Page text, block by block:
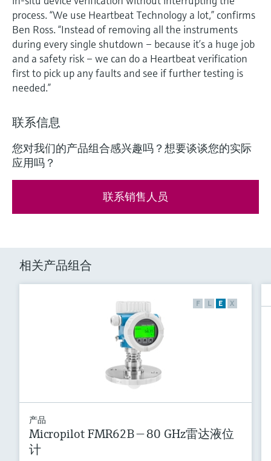
process. “We use Heartbeat Technology a lot,” confirms
Ben Ross. “Instead of removing all the instruments
during every single shutdown – because it’s a huge job
and a safety risk – we can do a Heartbeat verification
first to pick up any faults and see if further testing is
needed.”
联系信息
您对我们的产品组合感兴趣吗？想要谈谈您的实际
应用吗？
联系销售人员
相关产品组合
F L E X
产品
Micropilot FMR62B — 80 GHz雷达液位
计